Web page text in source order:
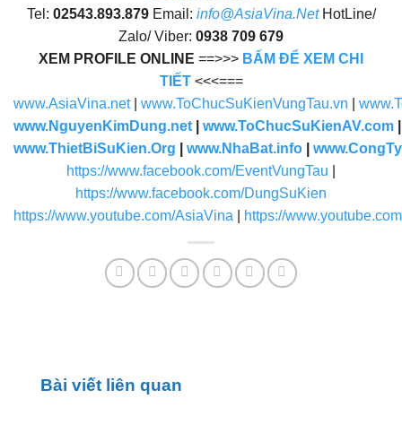
Tel: 02543.893.879Email: info@AsiaVina.NetHotLine/
Zalo/ Viber: 0938 709 679
XEM PROFILE ONLINE ==>>> BẤM ĐỂ XEM CHI
TIẾT <<<===
www.AsiaVina.net| www.ToChucSuKienVungTau.vn
www.NguyenKimDung.net
www.ToChucSuKienAV.com
www.ThietBiSuKien.Org
www.NhaBat.info
https://www.facebook.com/EventVungTau
https://www.facebook.com/DungSuKien
https://www.youtube.com/AsiaVina
https://
Bài viết liên quan